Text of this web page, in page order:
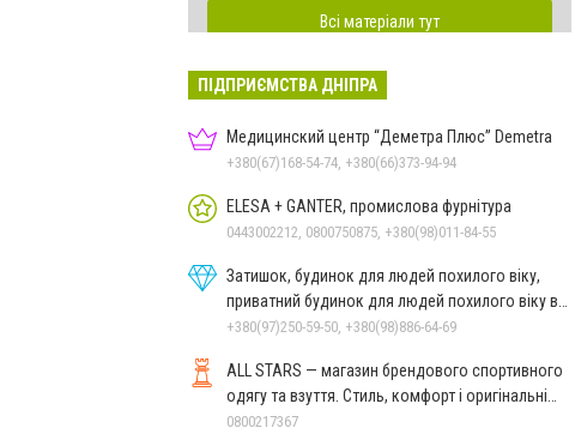
Всі матеріали тут
ПІДПРИЄМСТВА ДНІПРА
Медицинский центр “Деметра Плюс” Demetra
+380(67)168-54-74, +380(66)373-94-94
ELESA + GANTER, промислова фурнітура
0443002212, 0800750875, +380(98)011-84-55
Затишок, будинок для людей похилого віку,
приватний будинок для людей похилого віку в
Дніпрі
+380(97)250-59-50, +380(98)886-64-69
ALL STARS — магазин брендового спортивного
одягу та взуття. Стиль, комфорт і оригінальні
моделі
0800217367